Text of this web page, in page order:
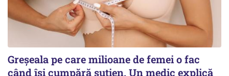
Greșeala pe care milioane de femei o fac
când își cumpără sutien. Un medic explică